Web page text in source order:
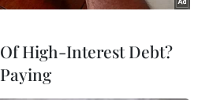
High-Interest Debt?